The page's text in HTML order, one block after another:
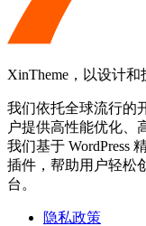
XinTheme，以设计和
我们依托全球流行的
户提供高性能优化、
我们基于 WordPress
插件，帮助用户轻松
台。
隐私政策